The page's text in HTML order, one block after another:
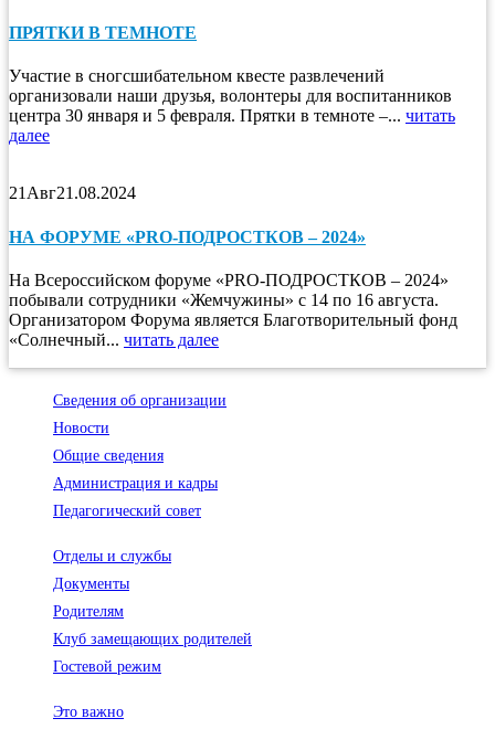
ПРЯТКИ В ТЕМНОТЕ
Участие в сногсшибательном квесте развлечений
организовали наши друзья, волонтеры для воспитанников
центра 30 января и 5 февраля. Прятки в темноте –... читать
далее
21Авг21.08.2024
НА ФОРУМЕ «PRO-ПОДРОСТКОВ – 2024»
На Всероссийском форуме «PRO-ПОДРОСТКОВ – 2024»
побывали сотрудники «Жемчужины» с 14 по 16 августа.
Организатором Форума является Благотворительный фонд
«Солнечный... читать далее
Сведения об организации
Новости
Общие сведения
Администрация и кадры
Педагогический совет
Отделы и службы
Документы
Родителям
Клуб замещающих родителей
Гостевой режим
Это важно